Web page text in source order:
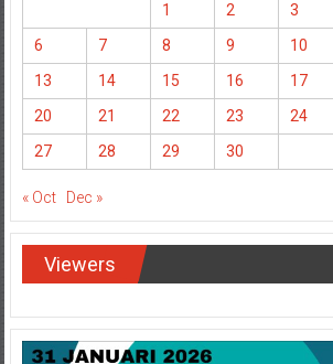
1 2 3
6
7 8 9 10
13
14 15 16 17
20
21 22 23 24
27
28 29 30
« Oct Dec »
Viewers